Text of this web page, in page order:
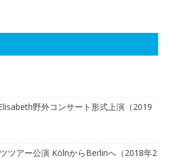
野外コンサート形式上演（2019
ツアー公演 KölnからBerlinへ（2018年2